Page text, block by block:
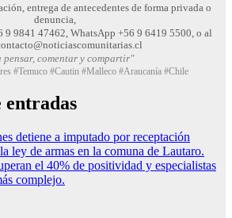
entrega de antecedentes de forma privada o
denuncia,
9 9841 47462, WhatsApp +56 9 6419 5500, o al
pensar, comentar y compartir"
#Temuco #Cautin #Malleco #Araucanía #Chile
entradas
detiene a imputado por receptación
ley de armas en la comuna de Lautaro.
el 40% de positividad y especialistas
complejo.